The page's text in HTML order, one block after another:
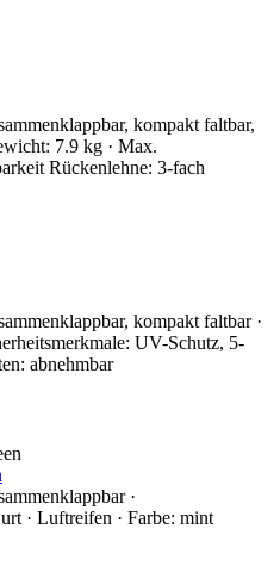
kompakt faltbar,
7.9 kg · Max.
Rückenlehne: 3-fach
kompakt faltbar ·
UV-Schutz, 5-
abnehmbar
·
· Luftreifen · Farbe: mint